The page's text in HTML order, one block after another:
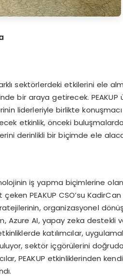
sektörlerdeki etkilerini ele
bir araya getirecek. PEAKUP
liderleriyle birlikte konuşmacı
etkinlik, önceki
derinlikli bir biçimde ele
iş yapma biçimlerine
PEAKUP CSO’su
organizasyonel
Azure AI, yapay zeka destekli
katılımcılar,
sektör içgörülerini
PEAKUP etkinliklerinden